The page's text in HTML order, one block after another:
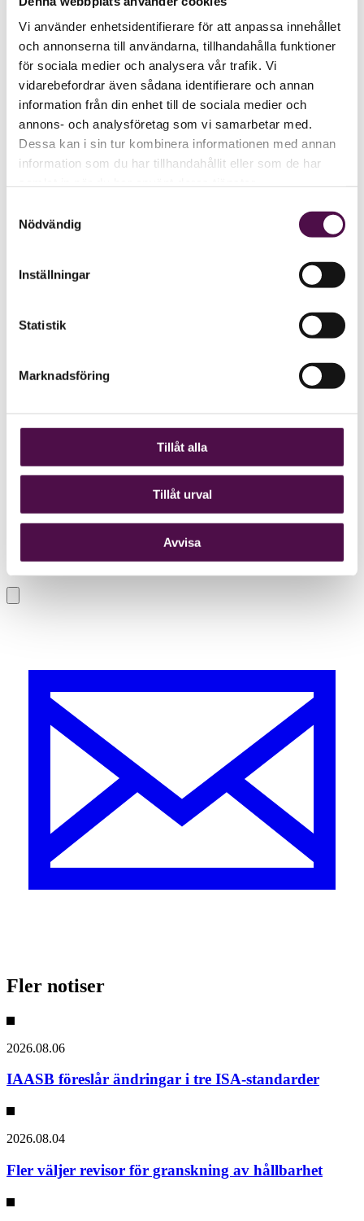
Vi använder enhetsidentifierare för att anpassa innehållet
och annonserna till användarna, tillhandahålla funktioner
för sociala medier och analysera vår trafik. Vi
vidarebefordrar även sådana identifierare och annan
information från din enhet till de sociala medier och
annons- och analysföretag som vi samarbetar med.
Dessa kan i sin tur kombinera informationen med annan
information som du har tillhandahållit eller som de har
Nödvändig
Inställningar
Statistik
Marknadsföring
Tillåt alla
Tillåt urval
Avvisa
Fler notiser
2026.08.06
IAASB föreslår ändringar i tre ISA-standarder
2026.08.04
Fler väljer revisor för granskning av hållbarhet